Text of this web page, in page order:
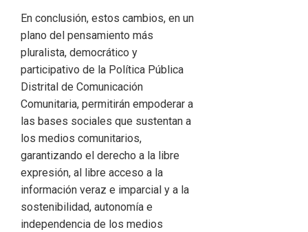
En conclusión, estos cambios, en un
plano del pensamiento más
pluralista, democrático y
participativo de la Política Pública
Distrital de Comunicación
Comunitaria, permitirán empoderar a
las bases sociales que sustentan a
los medios comunitarios,
garantizando el derecho a la libre
expresión, al libre acceso a la
información veraz e imparcial y a la
sostenibilidad, autonomía e
independencia de los medios